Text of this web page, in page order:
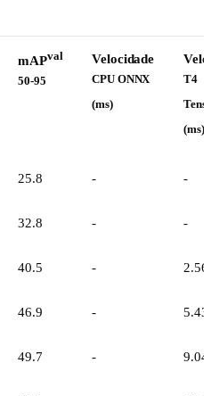
mAPval
50-95
Velocidade
CPU ONNX
(ms)
T4
(ms)
25.8 - -
32.8 - -
40.5 - 2.56
46.9 - 5.43
49.7 - 9.04